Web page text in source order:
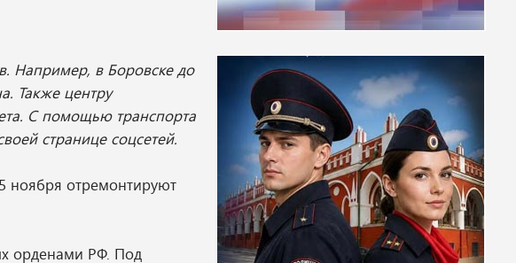
Например, в Боровске до
Также центру
С помощью транспорта
странице соцсетей.
ноября отремонтируют
орденами РФ. Под